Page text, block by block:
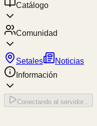
Catálogo
Comunidad
Setales
Noticias
Información
Conectando al servidor...